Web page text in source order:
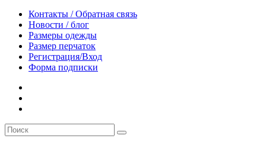
Контакты / Обратная связь
Новости / блог
Размеры одежды
Размер перчаток
Регистрация/Вход
Форма подписки